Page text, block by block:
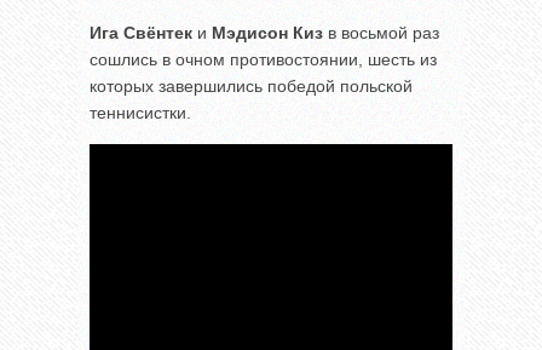
Ига Свёнтек и Мэдисон Киз в восьмой раз
сошлись в очном противостоянии, шесть из
которых завершились победой польской
теннисистки.